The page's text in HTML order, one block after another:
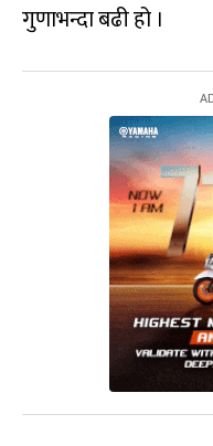
गुणाभन्दा बढी हो ।